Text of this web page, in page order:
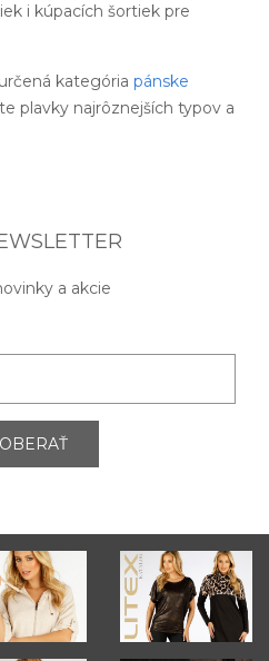
i kúpacích šortiek pre
kategória pánske
plavky najrôznejších typov a
a akcie